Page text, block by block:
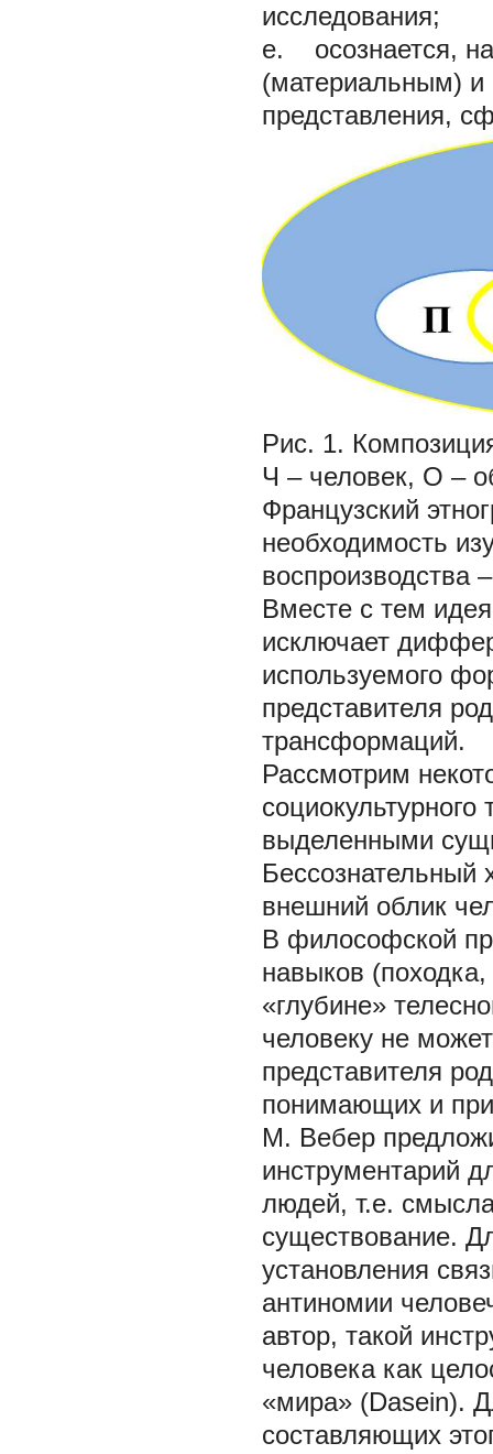
исследования;
e. осознается,
(материальным) и
представления,
Рис. 1.
Ч – человек, О –
Французский
необходимость
воспроизводства
Вместе с тем
исключает
используемого
представителя
трансформаций.
Рассмотрим
выделенными
Бессознательный
внешний облик
В философской
навыков
«глубине»
человеку не
представителя
понимающих и
М. Вебер
инструментарий
людей, т.е.
существование.
установления
антиномии
автор, такой
человека как
«мира» (Dasein).
составляющих